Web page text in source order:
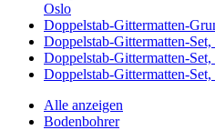
Oslo
Doppelstab-Gittermatten-
Doppelstab-Gittermatten-
Doppelstab-Gittermatten-
Doppelstab-Gittermatten-
Alle anzeigen
Bodenbohrer